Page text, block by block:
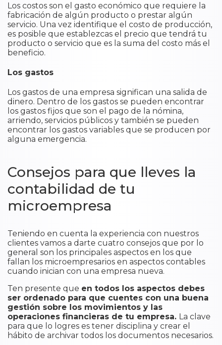
Los costos son el gasto económico que requiere la
fabricación de algún producto o prestar algún
servicio. Una vez identifique el costo de producción,
es posible que establezcas el precio que tendrá tu
producto o servicio que es la suma del costo más el
beneficio.
Los gastos
Los gastos de una empresa significan una salida de
dinero. Dentro de los gastos se pueden encontrar
los gastos fijos que son el pago de la nómina,
arriendo, servicios públicos y también se pueden
encontrar los gastos variables que se producen por
alguna emergencia.
Consejos para que lleves la
contabilidad de tu
microempresa
Teniendo en cuenta la experiencia con nuestros
clientes vamos a darte cuatro consejos que por lo
general son los principales aspectos en los que
fallan los microempresarios en aspectos contables
cuando inician con una empresa nueva.
Ten presente que en todos los aspectos debes
ser ordenado para que cuentes con una buena
gestión sobre los movimientos y las
operaciones financieras de tu empresa. La clave
para que lo logres es tener disciplina y crear el
hábito de archivar todos los documentos necesarios.